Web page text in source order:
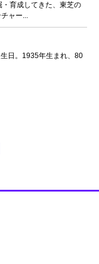
育成してきた、東芝の
ャー...
日。1935年生まれ、80